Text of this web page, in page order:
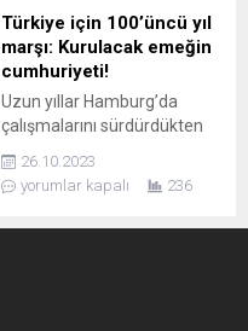
tutulan bazı şüphelilere
işkence yapıldığı iddia edildi.
Bu iddialar üzerine
gözaltındaki şüphelilerle
görüşen Ankara Barosu
İnsan Hakları...
Türkiye için 100’üncü yıl
marşı: Kurulacak emeğin
cumhuriyeti!
Uzun yıllar Hamburg’da
çalışmalarını sürdürdükten
sonra Türkiye’ye yerleşen
usta müzisyen Fuat
Saka’nın şair Haydar
26.10.2023
yorumlar kapalı
236